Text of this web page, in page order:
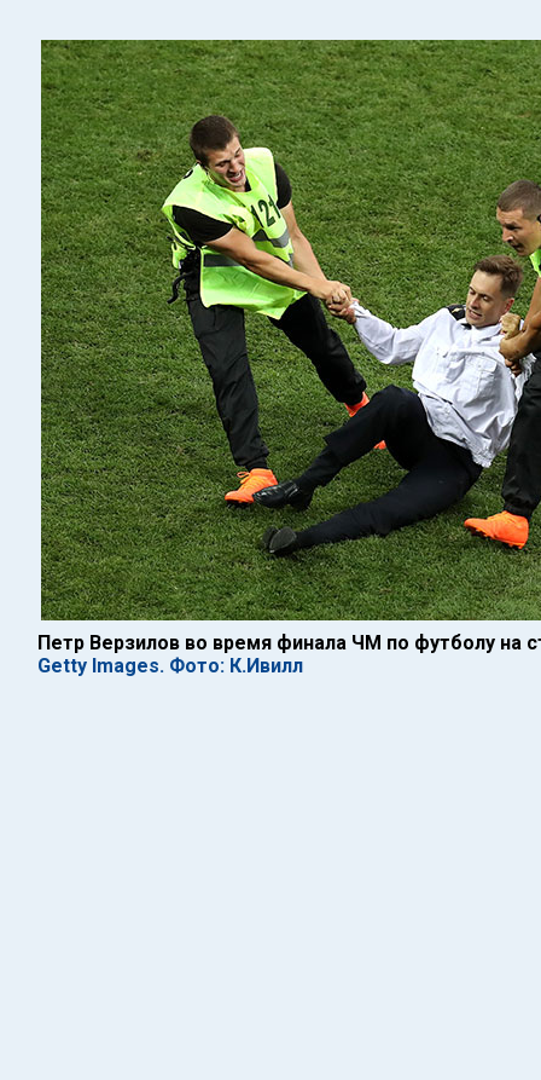
Петр Верзилов во время финала ЧМ по футболу на
Getty Images. Фото: К.Ивилл